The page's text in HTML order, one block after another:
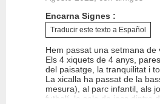
Entorno
Equipamiento
Relación calidad/precio
Calidad del sueño
Encarna Signes :
Traducir este texto a Español
Hem passat una setmana de
Els 4 xiquets de 4 anys,
del paisatge, la tranquilitat i
La xicalla ha passat de la
mesura), al parc infantil, als
futbolí, la sala de jocs dintre